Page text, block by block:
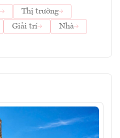
Thị trường
Giải trí
Nhà